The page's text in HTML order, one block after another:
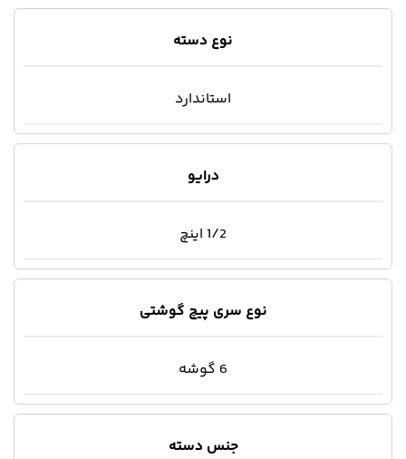
نوع دسته
استاندارد
درایو
1/2 اینچ
نوع سری پیچ گوشتی
6 گوشه
جنس دسته